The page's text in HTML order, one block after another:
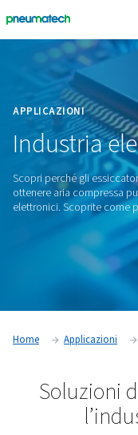
Home
APPLICAZIONI
Industria
Scopri perché gli
ottenere aria
elettronici.